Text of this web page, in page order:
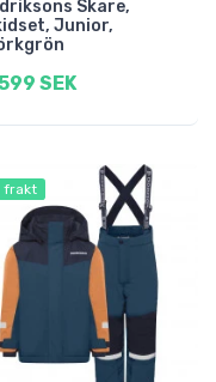
Skare,
Junior,
SEK
frakt